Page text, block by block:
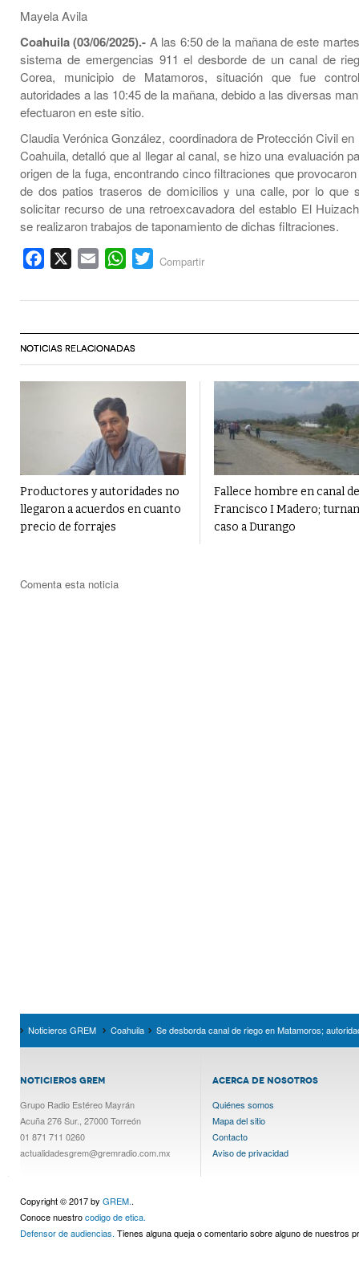
Mayela Avila
Coahuila (03/06/2025).- A las 6:50 de la mañana de este
sistema de emergencias 911 el desborde de un canal de
Corea, municipio de Matamoros, situación que fue
autoridades a las 10:45 de la mañana, debido a las diversas
efectuaron en este sitio.
Claudia Verónica González, coordinadora de Protección Civil en
Coahuila, detalló que al llegar al canal, se hizo una evaluación
origen de la fuga, encontrando cinco filtraciones que
de dos patios traseros de domicilios y una calle, por lo que
solicitar recurso de una retroexcavadora del establo El
se realizaron trabajos de taponamiento de dichas filtraciones.
Facebook Email WhatsApp
Twitter
Compartir
NOTICIAS RELACIONADAS
Productores y autoridades no
llegaron a acuerdos en cuanto
precio de forrajes
Fallece hombre en canal de
Francisco I Madero; turnan
caso a Durango
Comenta esta noticia
Noticieros GREM Coahuila Se desborda canal de riego en Matamoros;
NOTICIEROS GREM
Grupo Radio Estéreo Mayrán
Acuña 276 Sur., 27000 Torreón
01 871 711 0260
actualidadesgrem@gremradio.com.mx
ACERCA DE NOSOTROS
Quiénes somos
Mapa del sitio
Contacto
Aviso de privacidad
Copyright © 2017 by GREM..
Conoce nuestrocodigo de etica.
Defensor de audiencias. Tienes alguna queja o comentario sobre alguno de nuestros